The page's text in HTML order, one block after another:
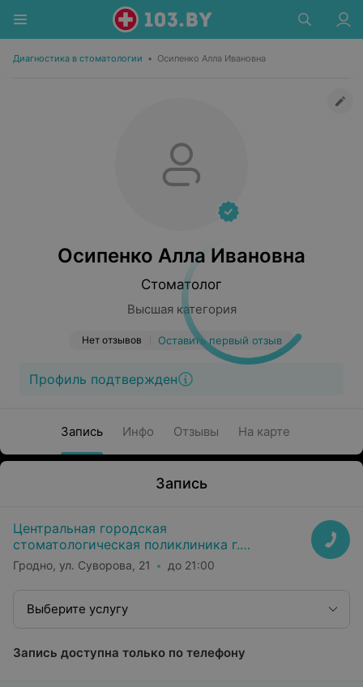
Диагностика в стоматологии • Осипенко Алла Ивановна
Осипенко Алла Ивановна
Стоматолог
Высшая категория
Нет отзывов Оставить первый отзыв
Профиль подтвержден
Запись Инфо Отзывы На карте
Запись
Центральная городская
стоматологическая поликлиника г.
Гродно
Гродно, ул. Суворова, 21 до 21:00
Выберите услугу
Запись доступна только по телефону